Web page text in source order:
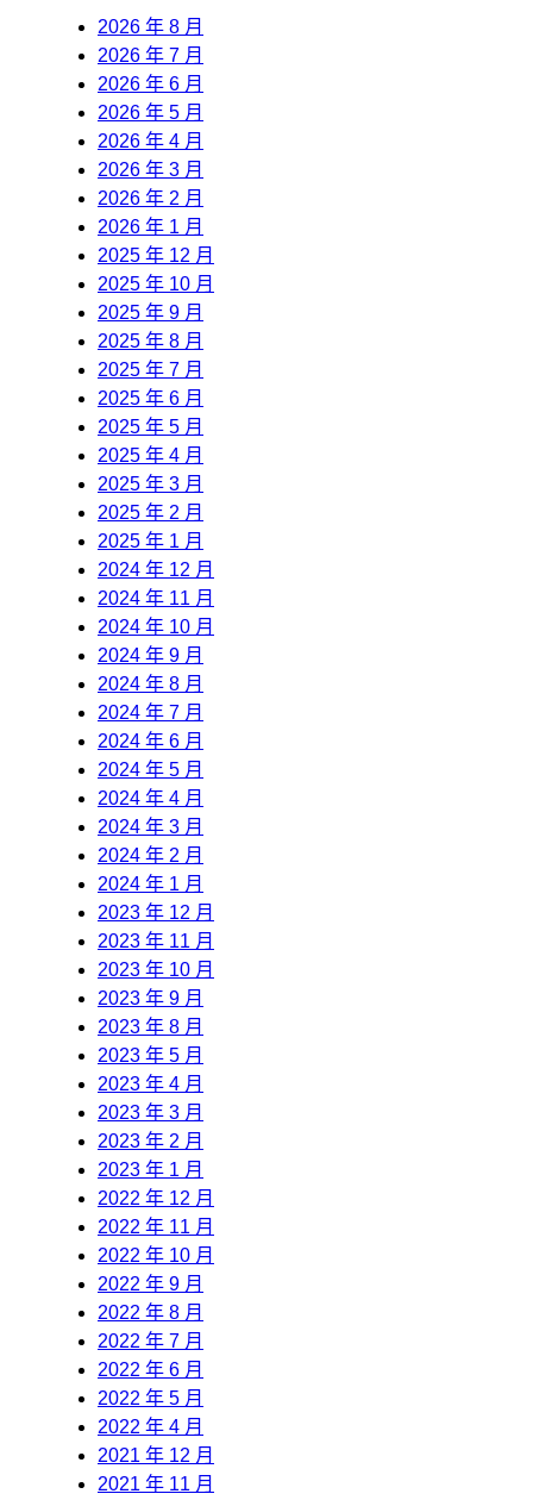
2026 年 8 月
2026 年 7 月
2026 年 6 月
2026 年 5 月
2026 年 4 月
2026 年 3 月
2026 年 2 月
2026 年 1 月
2025 年 12 月
2025 年 10 月
2025 年 9 月
2025 年 8 月
2025 年 7 月
2025 年 6 月
2025 年 5 月
2025 年 4 月
2025 年 3 月
2025 年 2 月
2025 年 1 月
2024 年 12 月
2024 年 11 月
2024 年 10 月
2024 年 9 月
2024 年 8 月
2024 年 7 月
2024 年 6 月
2024 年 5 月
2024 年 4 月
2024 年 3 月
2024 年 2 月
2024 年 1 月
2023 年 12 月
2023 年 11 月
2023 年 10 月
2023 年 9 月
2023 年 8 月
2023 年 5 月
2023 年 4 月
2023 年 3 月
2023 年 2 月
2023 年 1 月
2022 年 12 月
2022 年 11 月
2022 年 10 月
2022 年 9 月
2022 年 8 月
2022 年 7 月
2022 年 6 月
2022 年 5 月
2022 年 4 月
2021 年 12 月
2021 年 11 月